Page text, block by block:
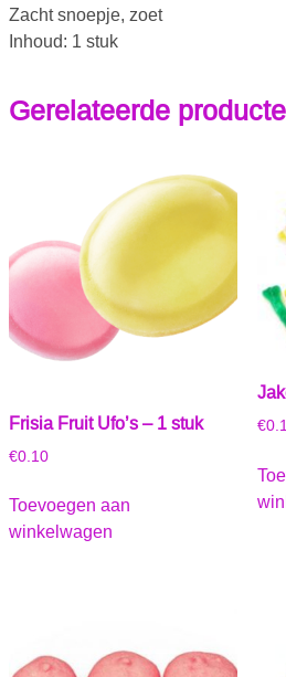
Zacht snoepje, zoet
Inhoud: 1 stuk
Gerelateerde
Frisia Fruit Ufo’s – 1 stuk
€0.10
Toevoegen aan
winkelwagen
€